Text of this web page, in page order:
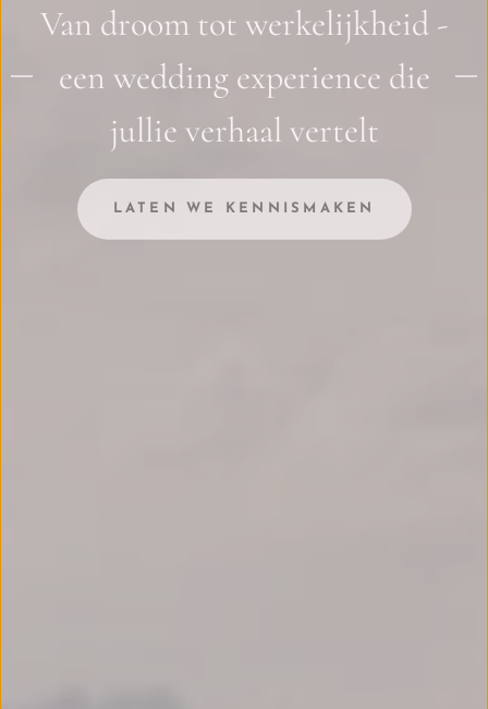
Van droom tot werkelijkheid -
een wedding experience die
jullie verhaal vertelt
LATEN WE KENNISMAKEN